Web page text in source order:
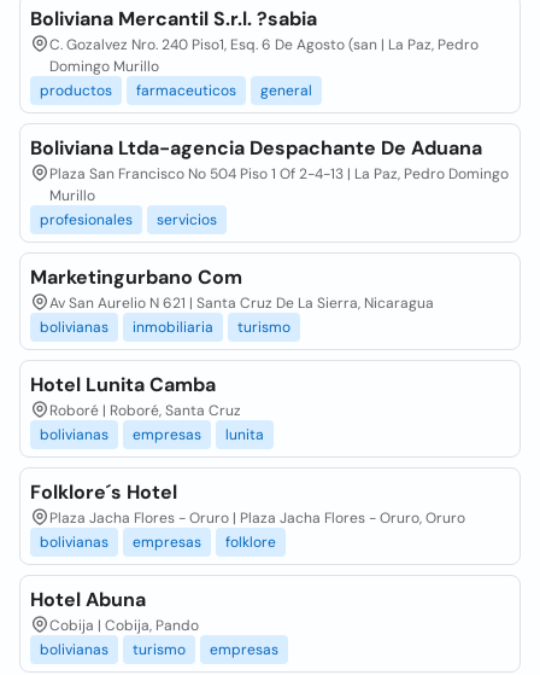
Boliviana Mercantil S.r.l. ?sabia
C. Gozalvez Nro. 240 Piso1, Esq. 6 De Agosto (san | La Paz, Pedro
Domingo Murillo
productos
farmaceuticos general
Boliviana Ltda-agencia Despachante De Aduana
Plaza San Francisco No 504 Piso 1 Of 2-4-13 | La Paz, Pedro Domingo
Murillo
profesionales
servicios
Marketingurbano Com
Av San Aurelio N 621 | Santa Cruz De La Sierra, Nicaragua
bolivianas
inmobiliaria turismo
Hotel Lunita Camba
Roboré | Roboré, Santa Cruz
bolivianas
empresas lunita
Folklore´s Hotel
Plaza Jacha Flores - Oruro | Plaza Jacha Flores - Oruro, Oruro
bolivianas
empresas folklore
Hotel Abuna
Cobija | Cobija, Pando
bolivianas
turismo empresas